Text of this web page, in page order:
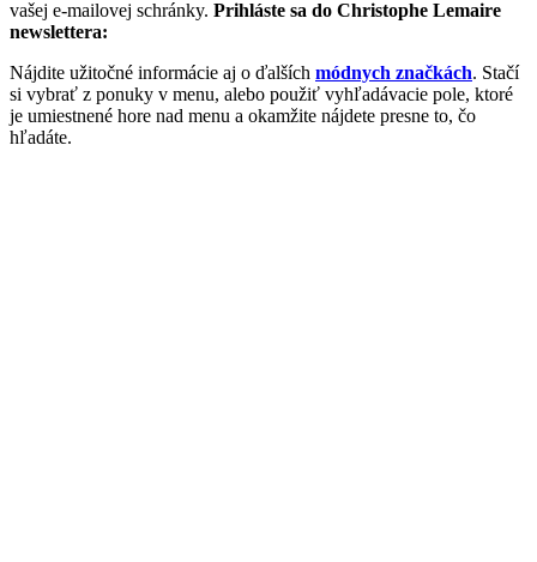
vašej e-mailovej schránky. Prihláste sa do Christophe Lemaire
newslettera:
Nájdite užitočné informácie aj o ďalších módnych značkách. Stačí
si vybrať z ponuky v menu, alebo použiť vyhľadávacie pole, ktoré
je umiestnené hore nad menu a okamžite nájdete presne to, čo
hľadáte.